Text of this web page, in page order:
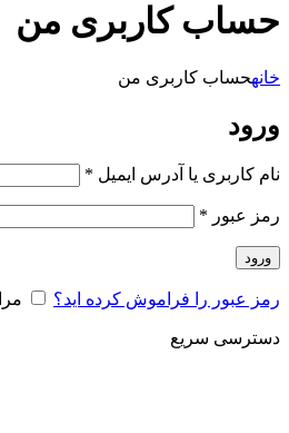
حساب کاربری من
خانهحساب کاربری من
ورود
نام کاربری یا آدرس ایمیل *
رمز عبور *
ورود
رمز عبور را فراموش کرده اید؟
دسترسی سریع